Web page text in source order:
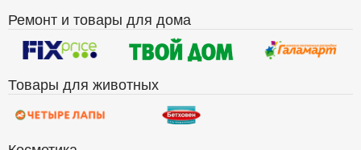
Ремонт и товары для дома
Товары для животных